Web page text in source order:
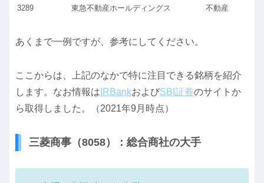
3289
東急不動産ホールディングス 不動産
あくまで一例ですが、参考にしてください。
ここからは、上記のなかで特に注目できる銘柄を紹介
します。なお情報は IRBankおよびSBI証券のサイトか
ら取得しました。（2021年9月時点）
三菱商事（8058）：総合商社の大手